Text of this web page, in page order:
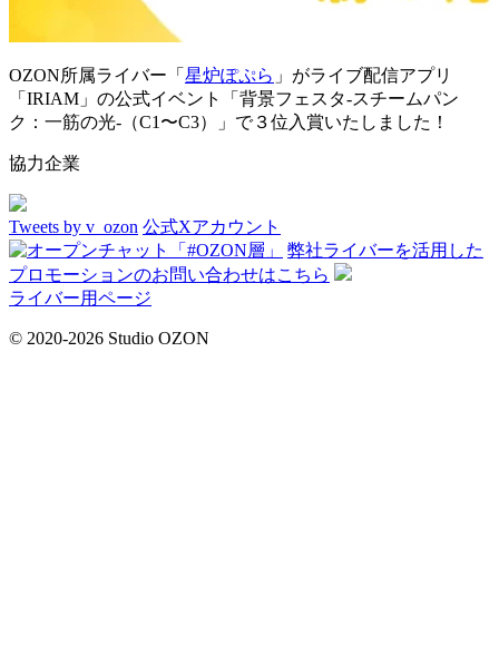
OZON所属ライバー「 星炉ぽぷら 」がライブ配信アプリ
「IRIAM」の公式イベント「背景フェスタ-スチームパン
ク：一筋の光-（C1〜C3）」で３位入賞いたしました！
協力企業
Tweets by v_ozon 公式Xアカウント
弊社ライバーを活用した
プロモーションのお問い合わせはこちら
ライバー用ページ
© 2020-2026 Studio OZON